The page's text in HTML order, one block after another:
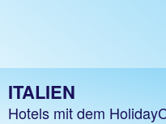
ITALIEN
Hotels mit dem